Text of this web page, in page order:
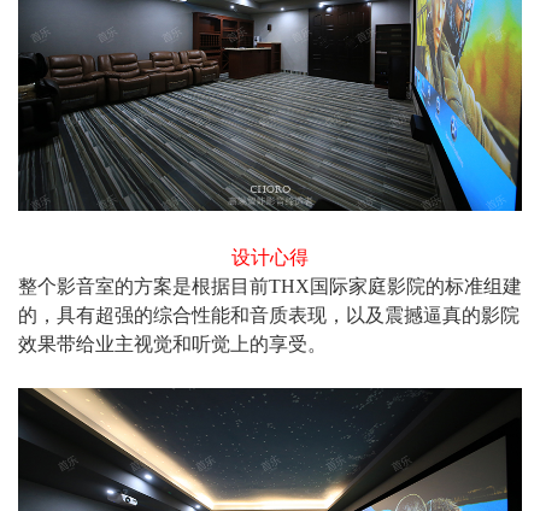
设计心得
整个影音室的方案是根据目前THX国际家庭影院的标准组建
的，具有超强的综合性能和音质表现，以及震撼逼真的影院
效果带给业主视觉和听觉上的享受。